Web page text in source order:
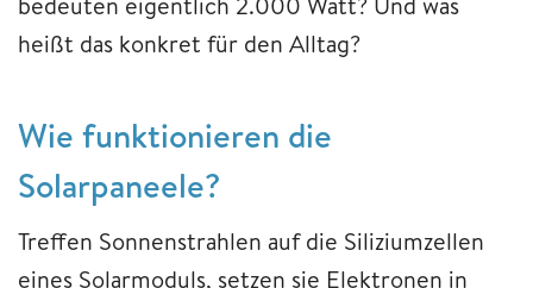
heißt das konkret für den Alltag?
Wie funktionieren die
Solarpaneele?
Treffen Sonnenstrahlen auf die Siliziumzellen
eines Solarmoduls, setzen sie Elektronen in